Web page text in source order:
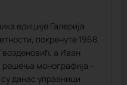
едиције Галерија
покренуте 1968.
а Иван
решења монографија –
данас управници